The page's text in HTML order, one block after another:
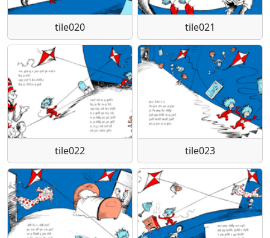
tile020 tile021
tile022 tile023